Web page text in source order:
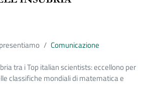
Comunicazione
tra i Top italian scientists: eccellono per
classifiche mondiali di matematica e